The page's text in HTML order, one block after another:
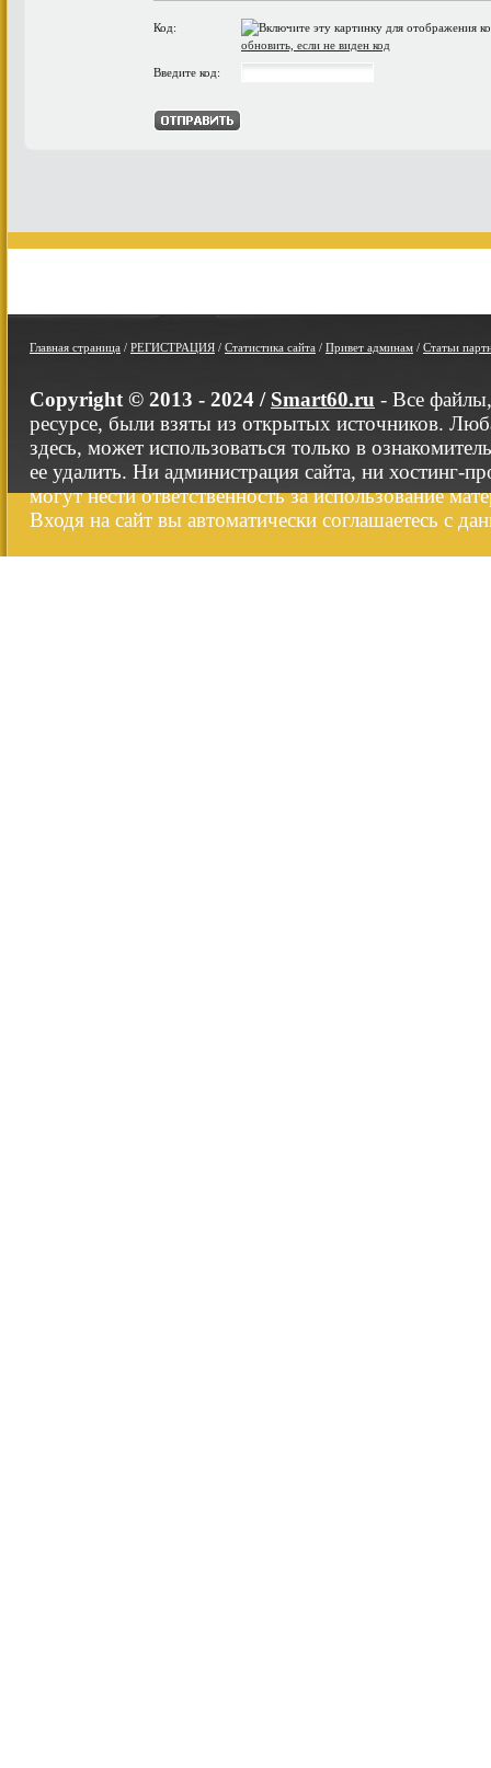
Код:
обновить, если не виден код
Введите код:
Главная страница / РЕГИСТРАЦИЯ / Статистика сайта / Привет админам / Статьи
Copyright © 2013 - 2024 / Smart60.ru - Все
ресурсе, были взяты из открытых источников.
здесь, может использоваться только в
ее удалить. Ни администрация сайта, ни хостинг-
могут нести ответственность за использование
Входя на сайт вы автоматически соглашаетесь с